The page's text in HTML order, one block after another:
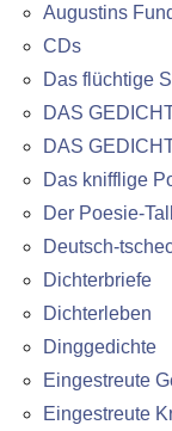
Augustins
CDs
Das flüchtige
DAS
DAS
Das knifflige
Der Poesie-
Deutsch-
Dichterbriefe
Dichterleben
Dinggedichte
Eingestreute
Eingestreute